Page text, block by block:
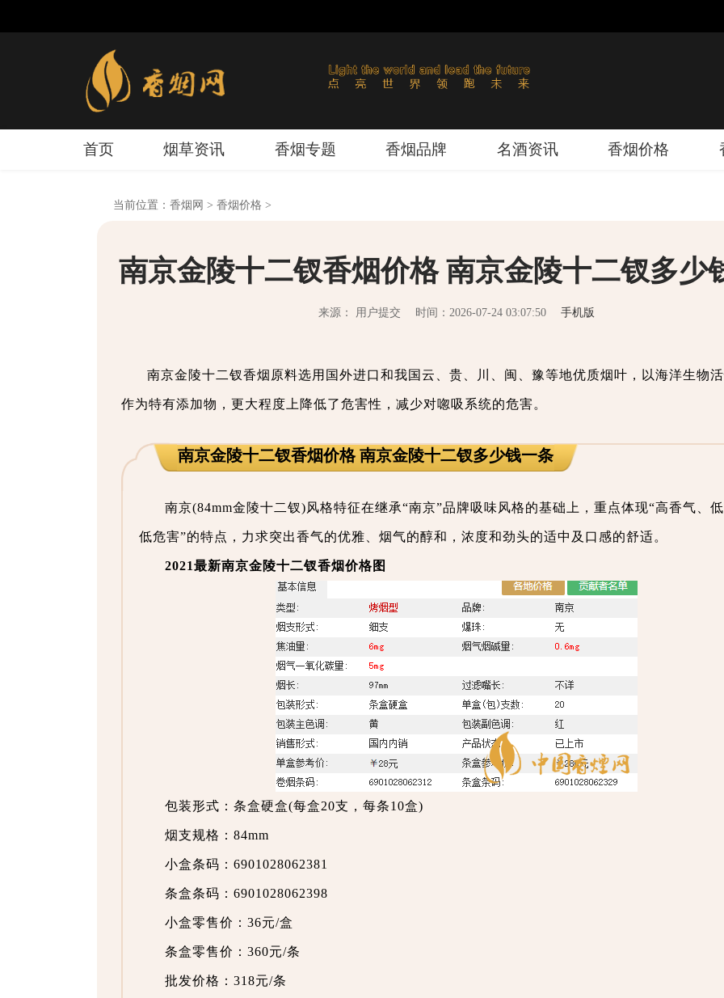
首页 烟草资讯 香烟专题 香烟品牌 名酒资讯 香烟价格
当前位置： 香烟网 > 香烟价格 >
南京金陵十二钗香烟价格 南京金陵十二钗多少
来源： 用户提交 时间：2026-07-24 03:07:50 手机版
南京金陵十二钗香烟原料选用国外进口和我国云、贵、川、闽、豫等地优质烟叶，以海洋生物
作为特有添加物，更大程度上降低了危害性，减少对唿吸系统的危害。
南京金陵十二钗香烟价格 南京金陵十二钗多少钱一条
南京(84mm金陵十二钗)风格特征在继承“南京”品牌吸味风格的基础上，重点体现“高香气、
低危害”的特点，力求突出香气的优雅、烟气的醇和，浓度和劲头的适中及口感的舒适。
2021最新南京金陵十二钗香烟价格图
包装形式：条盒硬盒(每盒20支，每条10盒)
烟支规格：84mm
小盒条码：6901028062381
条盒条码：6901028062398
小盒零售价：36元/盒
条盒零售价：360元/条
批发价格：318元/条